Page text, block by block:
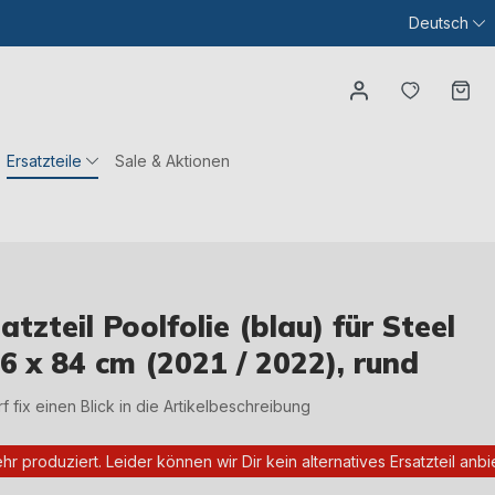
Deutsch
Du
Ersatzteile Sale & Aktionen
Poolfolie (blau) für Steel
x 84 cm (2021 / 2022), rund
fix einen Blick in die Artikelbeschreibung
produziert. Leider können wir Dir kein alternatives Ersatzteil